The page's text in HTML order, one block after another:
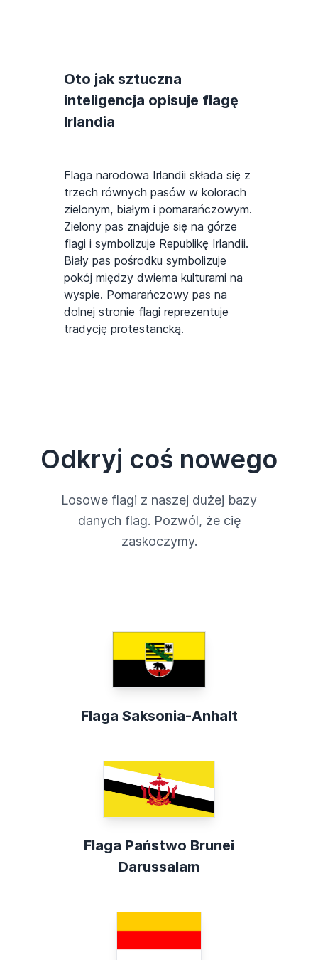
Oto jak sztuczna
inteligencja opisuje flagę
Irlandia
Flaga narodowa Irlandii składa się z
trzech równych pasów w kolorach
zielonym, białym i pomarańczowym.
Zielony pas znajduje się na górze
flagi i symbolizuje Republikę Irlandii.
Biały pas pośrodku symbolizuje
pokój między dwiema kulturami na
wyspie. Pomarańczowy pas na
dolnej stronie flagi reprezentuje
tradycję protestancką.
Odkryj coś nowego
Losowe flagi z naszej dużej bazy
danych flag. Pozwól, że cię
zaskoczymy.
Flaga Saksonia-Anhalt
Flaga Państwo Brunei
Darussalam